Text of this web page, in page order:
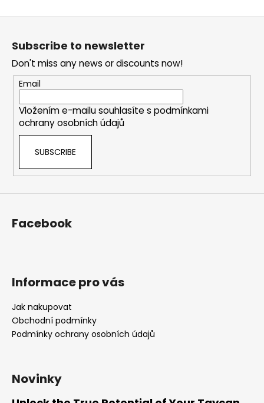
F
Subscribe to newsletter
Don't miss any news or discounts now!
Email
Vložením e-mailu souhlasíte s podmínkami
ochrany osobních údajů
SUBSCRIBE
Facebook
Informace pro vás
Jak nakupovat
Obchodní podmínky
Podmínky ochrany osobních údajů
Novinky